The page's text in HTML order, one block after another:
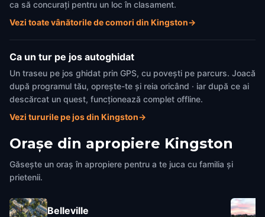
ca să concurați pentru un loc în clasament.
Vezi toate vânătorile de comori din Kingston→
Ca un tur pe jos autoghidat
Un traseu pe jos ghidat prin GPS, cu povești pe parcurs. Joacă
după programul tău, oprește-te și reia oricând · iar după ce ai
descărcat un quest, funcționează complet offline.
Vezi tururile pe jos din Kingston→
Orașe din apropiere Kingston
Găsește un oraș în apropiere pentru a te juca cu familia și
prietenii.
Belleville